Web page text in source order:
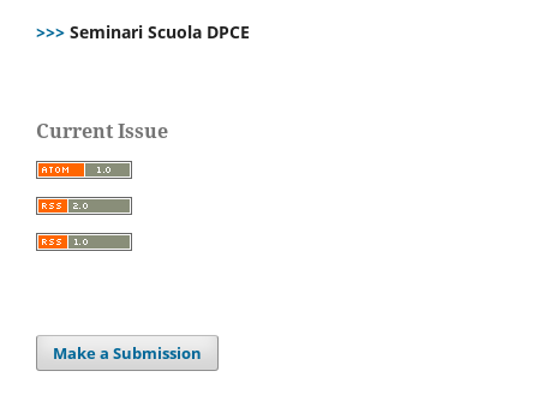
>>> Seminari Scuola DPCE
Current Issue
Make a Submission